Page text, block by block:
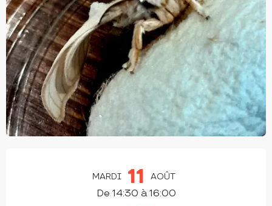
MARDI 11 AOÛT
De 14:30 à 16:00